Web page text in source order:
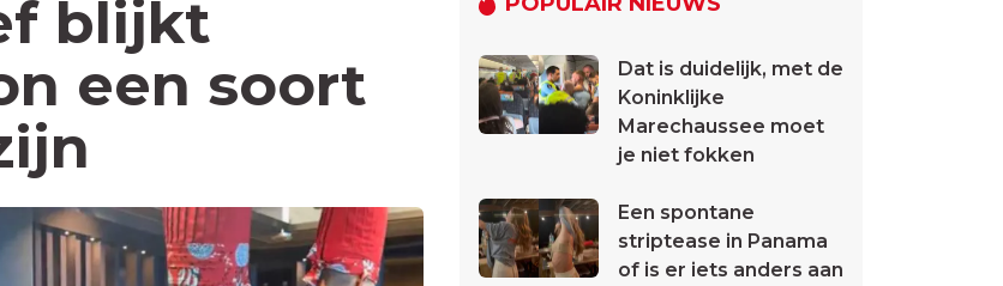
blijkt
een soort
Dat is duidelijk, met de
Koninklijke
Marechaussee moet
je niet fokken
Een spontane
striptease in Panama
of is er iets anders aan